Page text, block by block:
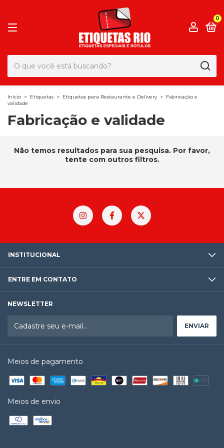
0
Início > Etiquetas > Etiquetas para Restaurante e Delivery > Fabricação e
validade
Fabricação e validade
Não temos resultados para sua pesquisa. Por favor,
tente com outros filtros.
INSTITUCIONAL
ENTRE EM CONTATO
NEWSLETTER
Meios de pagamento
Meios de envio